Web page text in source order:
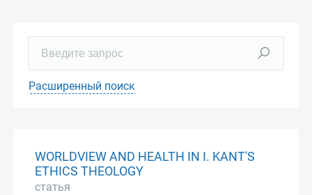
Расширенный поиск
WORLDVIEW AND HEALTH IN I. KANT'S
ETHICS THEOLOGY
статья